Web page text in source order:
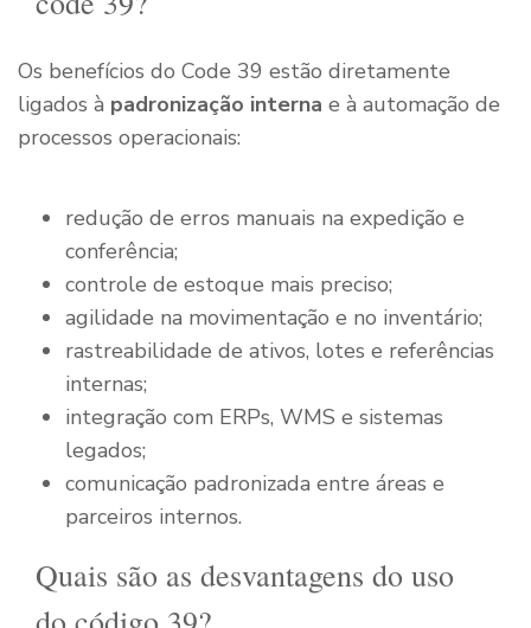
Os benefícios do Code 39 estão diretamente
ligados à padronização interna e à automação de
processos operacionais:
redução de erros manuais na expedição e
conferência;
controle de estoque mais preciso;
agilidade na movimentação e no inventário;
rastreabilidade de ativos, lotes e referências
internas;
integração com ERPs, WMS e sistemas
legados;
comunicação padronizada entre áreas e
parceiros internos.
Quais são as desvantagens do uso